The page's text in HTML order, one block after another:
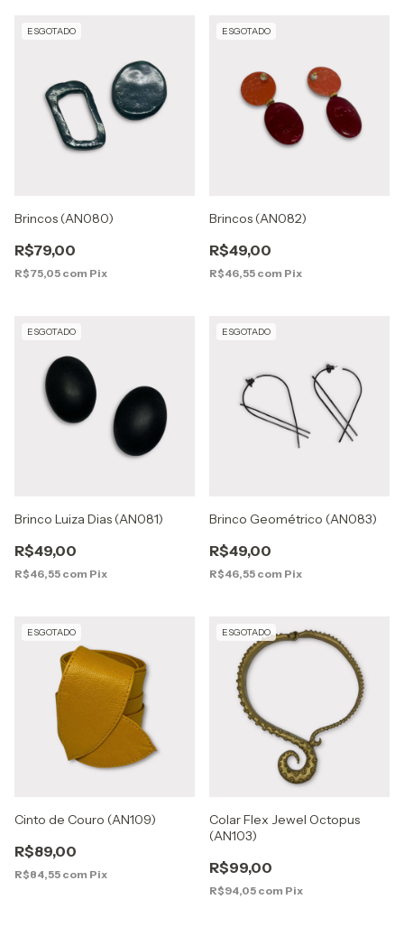
ESGOTADO
Brincos (AN080)
R$79,00
R$75,05 com Pix
ESGOTADO
Brincos (AN082)
R$49,00
R$46,55 com Pix
ESGOTADO
Brinco Luiza Dias (AN081)
R$49,00
R$46,55 com Pix
ESGOTADO
Brinco Geométrico (AN083)
R$49,00
R$46,55 com Pix
ESGOTADO
Cinto de Couro (AN109)
R$89,00
R$84,55 com Pix
ESGOTADO
Colar Flex Jewel Octopus
(AN103)
R$99,00
R$94,05 com Pix